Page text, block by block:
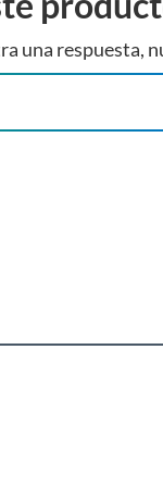
o
una respuesta,